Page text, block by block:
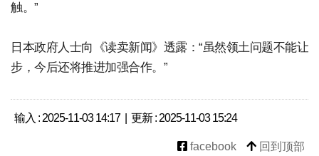
触。”
日本政府人士向《读卖新闻》透露：“虽然领土问题不能让
步，今后还将推进加强合作。”
输入 : 2025-11-03 14:17 | 更新 : 2025-11-03 15:24
facebook 回到顶部